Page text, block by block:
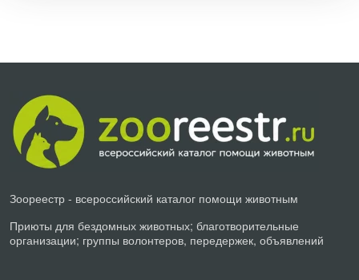
Зоореестр - всероссийский каталог помощи животным
Приюты для бездомных животных; благотворительные
организации; группы волонтеров, передержек, объявлений